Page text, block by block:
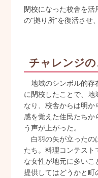
閉校になった校舎を
の“拠り所”を復活させ
チャレンジ
地域のシンボル的存
に閉校したことで、地
なり、校舎からは明
感を覚えた住民たち
う声が上がった。
白羽の矢が立ったの
たち。料理コンテス
な女性が地元に多い
提供してはどうかと町